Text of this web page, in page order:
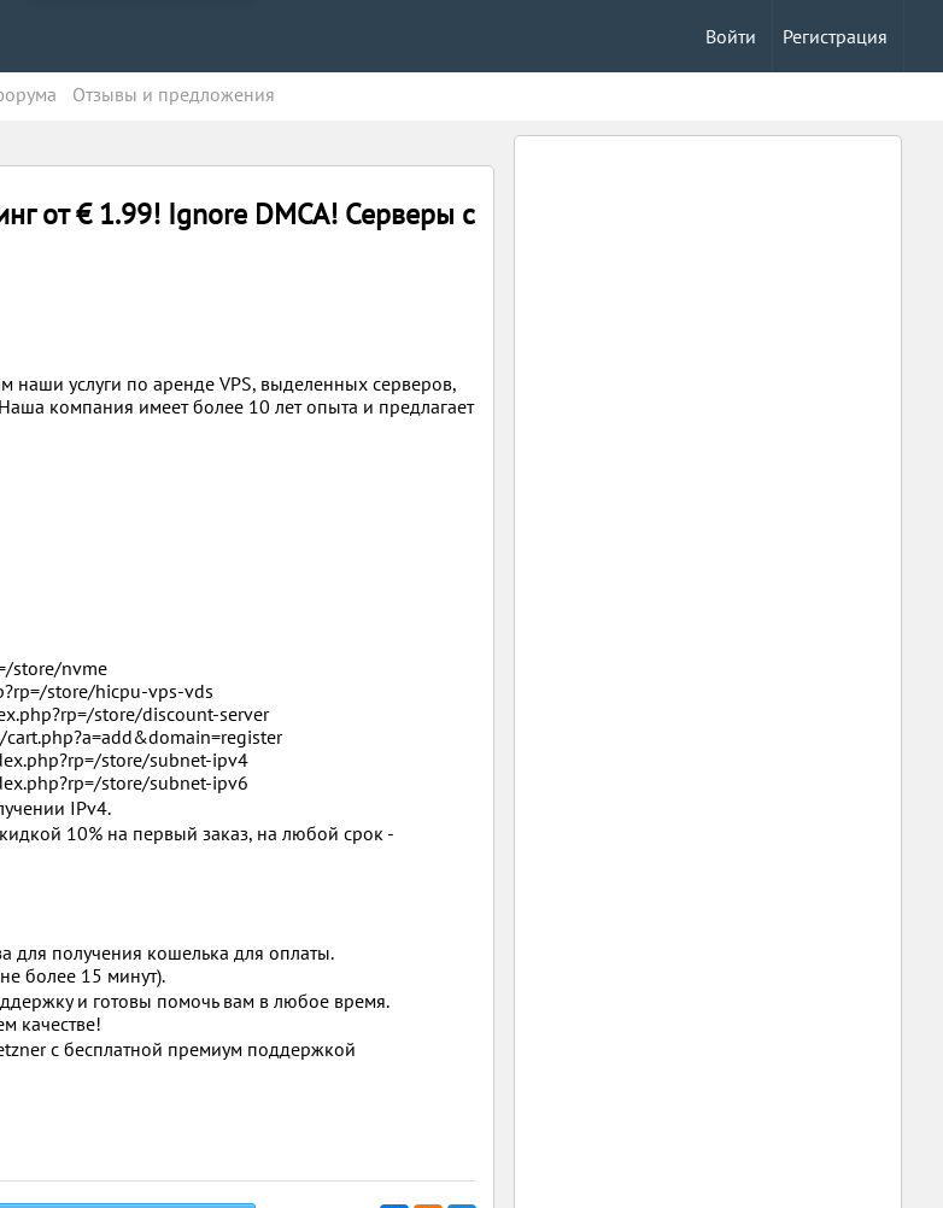
Регистрация
Войти
Oтзывы и предложения
от € 1.99! Ignore DMCA! Серверы с
наши услуги по аренде VPS, выделенных серверов,
компания имеет более 10 лет опыта и предлагает
store/nvme
store/hicpu-vps-vds
store/discount-server
store/subnet-ipv4
store/subnet-ipv6
IPv4.
10% на первый заказ, на любой срок -
для получения кошелька для оплаты.
более 15 минут).
и готовы помочь вам в любое время.
качестве!
с бесплатной премиум поддержкой